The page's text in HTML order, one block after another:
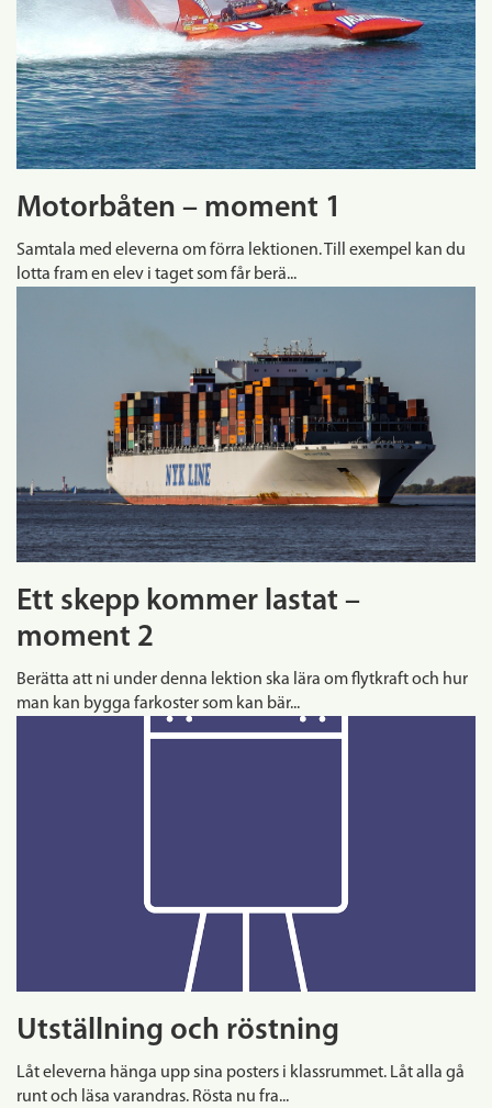
Motorbåten – moment 1
Samtala med eleverna om förra lektionen. Till exempel kan du
lotta fram en elev i taget som får berä...
Ett skepp kommer lastat –
moment 2
Berätta att ni under denna lektion ska lära om flytkraft och hur
man kan bygga farkoster som kan bär...
Utställning och röstning
Låt eleverna hänga upp sina posters i klassrummet. Låt alla gå
runt och läsa varandras. Rösta nu fra...